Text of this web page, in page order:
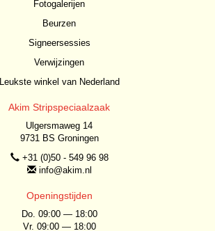
Fotogalerijen
Beurzen
Signeersessies
Verwijzingen
Leukste winkel van Nederland
Akim Stripspeciaalzaak
Ulgersmaweg 14
9731 BS Groningen
+31 (0)50 - 549 96 98
info@akim.nl
Openingstijden
Do. 09:00 — 18:00
Vr. 09:00 — 18:00